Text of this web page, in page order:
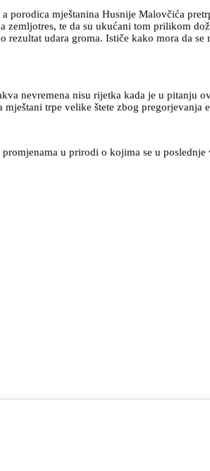
porodica mještanina Husnije Malovčića
te da su ukućani tom prilikom
udara groma. Ističe kako mora da
nevremena nisu rijetka kada je u pitanju
trpe velike štete zbog pregorjevanja
u prirodi o kojima se u